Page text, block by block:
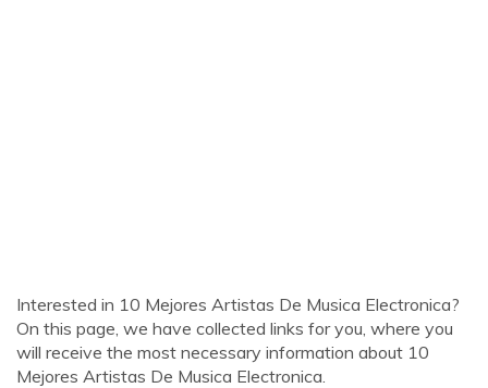
Interested in 10 Mejores Artistas De Musica Electronica?
On this page, we have collected links for you, where you
will receive the most necessary information about 10
Mejores Artistas De Musica Electronica.